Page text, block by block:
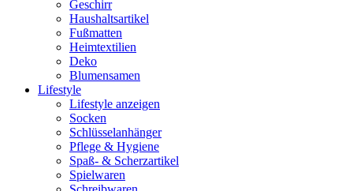
Geschirr
Haushaltsartikel
Fußmatten
Heimtextilien
Deko
Blumensamen
Lifestyle
Lifestyle anzeigen
Socken
Schlüsselanhänger
Pflege & Hygiene
Spaß- & Scherzartikel
Spielwaren